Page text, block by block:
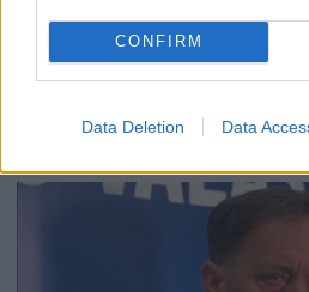
CONFIRM
Data Deletion Data
Elromlott a
vasútvonalon, alapos késések
menetrendhez képest,
pedig újra megadta magát a